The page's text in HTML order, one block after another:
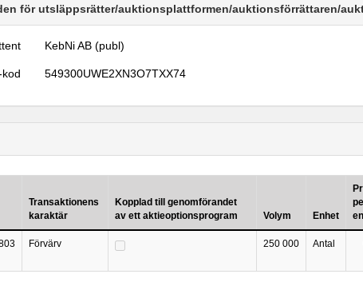
för utsläppsrätter/auktionsplattformen/auktionsförrättaren/
KebNi AB (publ)
549300UWE2XN3O7TXX74
Transaktionens
karaktär
Kopplad till genomförandet
av ett aktieoptionsprogram
Volym Enhet
Förvärv 250 000 Antal